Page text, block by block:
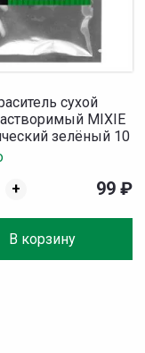
сухой
MIXIE
зелёный 10
+
В корзину
99 ₽